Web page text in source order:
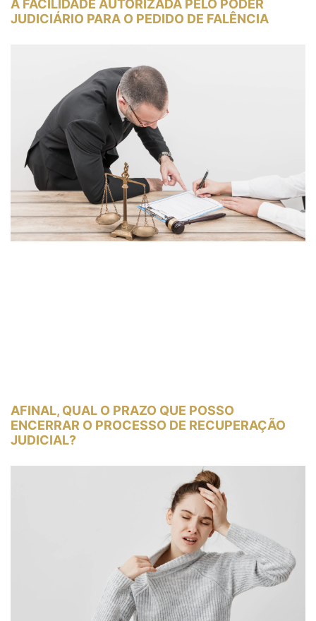
A FACILIDADE AUTORIZADA PELO PODER
JUDICIÁRIO PARA O PEDIDO DE FALÊNCIA
AFINAL, QUAL O PRAZO QUE POSSO
ENCERRAR O PROCESSO DE RECUPERAÇÃO
JUDICIAL?